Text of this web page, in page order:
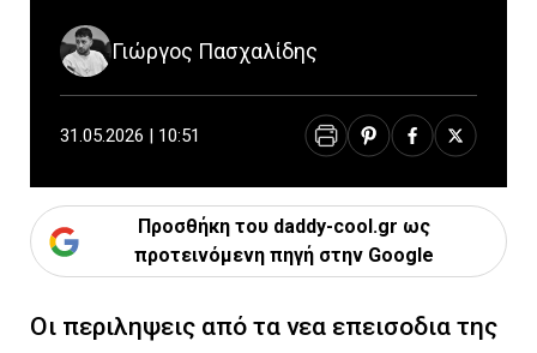
Γιώργος Πασχαλίδης
31.05.2026 | 10:51
Προσθήκη του daddy-cool.gr ως
προτεινόμενη πηγή στην Google
Οι περιληψεις από τα νεα επεισοδια της